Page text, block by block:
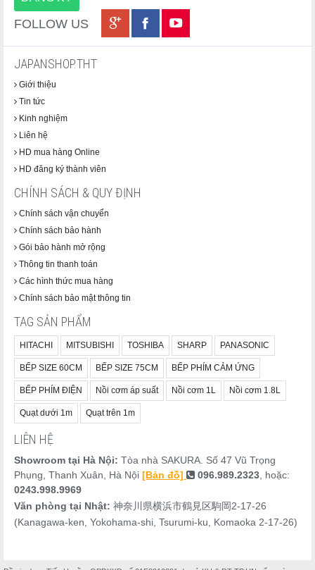
FOLLOW US
JAPANSHOP.THT
Giới thiệu
Tin tức
Kinh nghiệm
Liên hệ
HD mua hàng Online
HD đăng ký thành viên
CHÍNH SÁCH & QUY ĐỊNH
Chính sách vận chuyển
Chính sách bảo hành
Gói bảo hành mở rộng
Thông tin thanh toán
Các hình thức mua hàng
Chính sách bảo mật thông tin
TAG SẢN PHẨM
HITACHI MITSUBISHI TOSHIBA SHARP PANASONIC
BẾP SIZE 60CM BẾP SIZE 75CM BẾP PHÍM CẢM ỨNG
BẾP PHÍM ĐIỆN Nồi cơm áp suất Nồi cơm 1L Nồi cơm 1.8L
Quạt dưới 1m Quạt trên 1m
LIÊN HỆ
Showroom tại Hà Nội: Tòa nhà SAKURA. Số 47 Vũ Trọng
Phụng, Thanh Xuân, Hà Nội [Bản đồ] 096.989.2323 , hoặc:
0243.998.9969
Văn phòng tại Nhật: 神奈川県横浜市鶴見区駒岡2-17-26
(Kanagawa-ken, Yokohama-shi, Tsurumi-ku, Komaoka 2-17-26)